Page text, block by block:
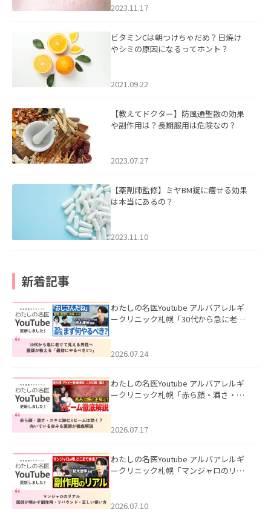
2023.11.17
ビタミンCは朝つけちゃだめ？日焼け
やシミの原因になるってホント？
2021.09.22
【教えてドクター】防風通聖散の効果
や副作用は？長期服用は危険なの？
2023.07.27
【薬剤師監修】ミヤBM錠に痩せる効果
は本当にあるの？
2023.11.10
新着記事
わたしの名医Youtube アルバアレルギ
ークリニック札幌「30代から急に老け
た。
2026.07.24
わたしの名医Youtube アルバアレルギ
ークリニック札幌「赤ら顔・酒さ・ニ
した。
2026.07.17
わたしの名医Youtube アルバアレルギ
ークリニック札幌「マンジャロのリア
た。
2026.07.10